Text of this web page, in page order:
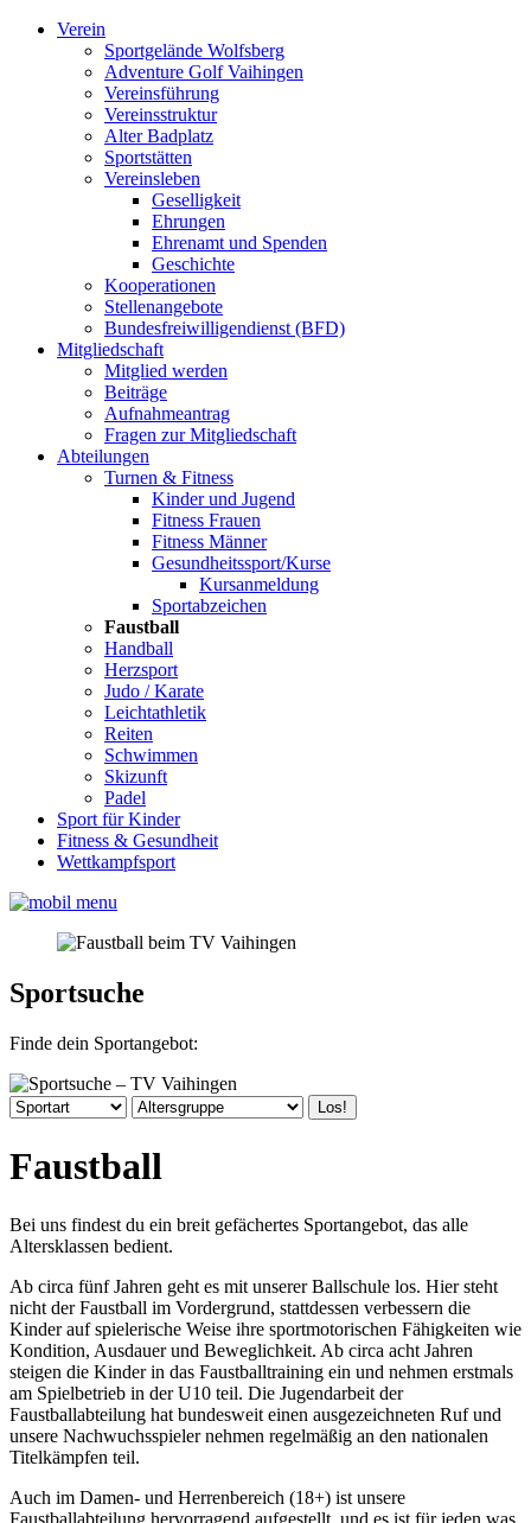
Verein
Sportgelände Wolfsberg
Adventure Golf Vaihingen
Vereinsführung
Vereinsstruktur
Alter Badplatz
Sportstätten
Vereinsleben
Geselligkeit
Ehrungen
Ehrenamt und Spenden
Geschichte
Kooperationen
Stellenangebote
Bundesfreiwilligendienst (BFD)
Mitgliedschaft
Mitglied werden
Beiträge
Aufnahmeantrag
Fragen zur Mitgliedschaft
Abteilungen
Turnen & Fitness
Kinder und Jugend
Fitness Frauen
Fitness Männer
Gesundheitssport/Kurse
Kursanmeldung
Sportabzeichen
Faustball
Handball
Herzsport
Judo / Karate
Leichtathletik
Reiten
Schwimmen
Skizunft
Padel
Sport für Kinder
Fitness & Gesundheit
Wettkampfsport
Sportsuche
Finde dein Sportangebot:
Faustball
Bei uns findest du ein breit gefächertes Sportangebot, das alle
Altersklassen bedient.
Ab circa fünf Jahren geht es mit unserer Ballschule los. Hier steht
nicht der Faustball im Vordergrund, stattdessen verbessern die
Kinder auf spielerische Weise ihre sportmotorischen Fähigkeiten wie
Kondition, Ausdauer und Beweglichkeit. Ab circa acht Jahren
steigen die Kinder in das Faustballtraining ein und nehmen erstmals
am Spielbetrieb in der U10 teil. Die Jugendarbeit der
Faustballabteilung hat bundesweit einen ausgezeichneten Ruf und
unsere Nachwuchsspieler nehmen regelmäßig an den nationalen
Titelkämpfen teil.
Auch im Damen- und Herrenbereich (18+) ist unsere
Faustballabteilung hervorragend aufgestellt, und es ist für jeden was